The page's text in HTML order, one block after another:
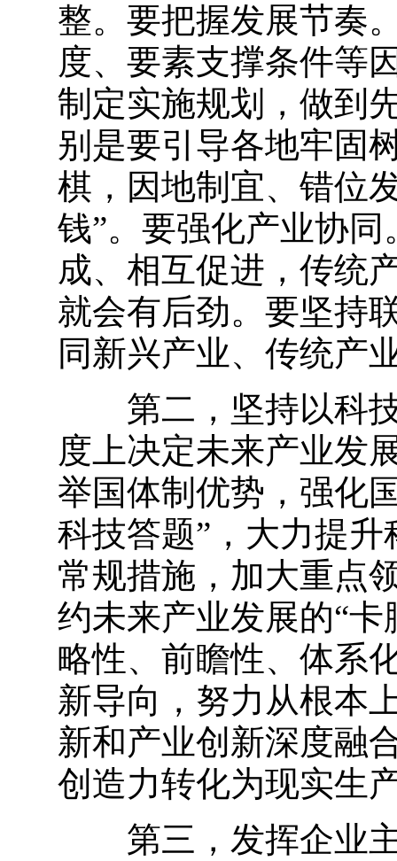
整。要把握发展节奏
度、要素支撑条件等
制定实施规划，做到
别是要引导各地牢固
棋，因地制宜、错位
钱”。要强化产业协
成、相互促进，传统
就会有后劲。要坚持
同新兴产业、传统产
第二，坚持以科技
度上决定未来产业发
举国体制优势，强化
科技答题”，大力提
常规措施，加大重点
约未来产业发展的“
略性、前瞻性、体系
新导向，努力从根本
新和产业创新深度融
创造力转化为现实生
第三，发挥企业主